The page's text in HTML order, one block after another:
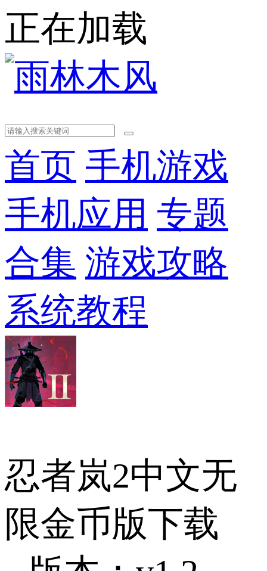
正在加载
首页 手机游戏
手机应用 专题
合集 游戏攻略
系统教程
忍者岚2中文无
限金币版下载